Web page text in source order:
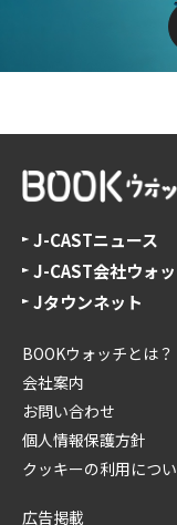
J-CASTニュース
J-CAST会社ウォ
Jタウンネット
BOOKウォッチとは？
会社案内
お問い合わせ
個人情報保護方針
クッキーの利用につ
広告掲載